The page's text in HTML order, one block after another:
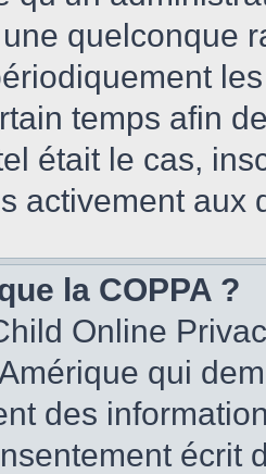
quelconque
temps afin
était le cas,
activement aux
la COPPA ?
Online
qui
des
écrit